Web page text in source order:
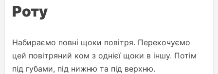
Роту
Набираємо повні щоки повітря. Перекочуємо
цей повітряний ком з однієї щоки в іншу. Потім
під губами, під нижню та під верхню.